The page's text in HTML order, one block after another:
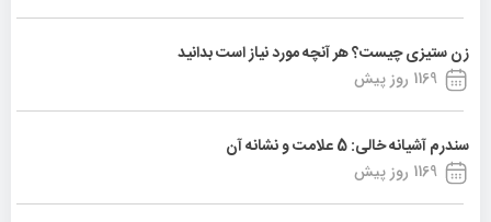
زن ستیزی چیست؟ هر آنچه مورد نیاز است بدانید
1169 روز پیش
سندرم آشیانه خالی: 5 علامت و نشانه آن
1169 روز پیش